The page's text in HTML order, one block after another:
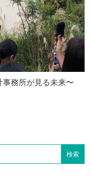
務所が見る未来〜